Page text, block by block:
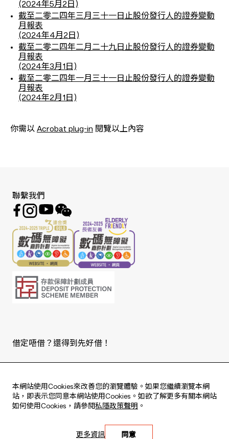
(2024年5月2日)
截至二零二四年三月三十一日止股份發行人的證券變動
月報表
(2024年4月2日)
截至二零二四年二月二十九日止股份發行人的證券變動
月報表
(2024年3月1日)
截至二零二四年一月三十一日止股份發行人的證券變動
月報表
(2024年2月1日)
你需以 Acrobat plug-in 閱覽以上內容
本網站使用Cookies來改善您的瀏覽體驗。如果您繼續瀏覽本網
站，即表示您同意本網站使用Cookies。如欲了解更多有關本網站
如何使用Cookies，請參閱私隱政策聲明 。
同意
更多資訊
聯繫我們
借定唔借？還得到先好借！
Live every moment